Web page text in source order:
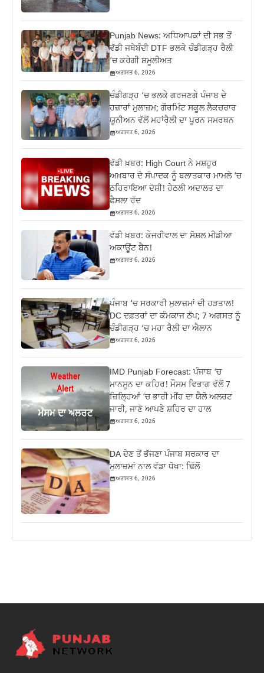
Punjab News: ਅਧਿਆਪਕਾਂ ਦੀ ਸਭ ਤੋਂ
ਵੱਡੀ ਜਥੇਬੰਦੀ DTF ਭਲਕੇ ਚੰਡੀਗੜ੍ਹ ਰੈਲੀ
‘ਚ ਕਰੇਗੀ ਸ਼ਮੂਲੀਅਤ
ਅਗਸਤ 6, 2026
ਚੰਡੀਗੜ੍ਹ ‘ਚ ਭਲਕੇ ਗਰਜਣਗੇ ਪੰਜਾਬ ਦੇ
ਹਜ਼ਾਰਾਂ ਮੁਲਾਜ਼ਮ; ਗੌਰਮਿੰਟ ਸਕੂਲ ਲੈਕਚਰਾਰ
ਯੂਨੀਅਨ ਵੱਲੋਂ ਮਹਾਂਰੈਲੀ ਦਾ ਪੂਰਨ ਸਮਰਥਨ
ਅਗਸਤ 6, 2026
ਵੱਡੀ ਖ਼ਬਰ: High Court ਨੇ ਮਸ਼ਹੂਰ
ਅਖ਼ਬਾਰ ਦੇ ਸੰਪਾਦਕ ਨੂੰ ਬਲਾਤਕਾਰ ਮਾਮਲੇ ‘ਚ
ਠਹਿਰਾਇਆ ਦੋਸ਼ੀ! ਹੇਠਲੀ ਅਦਾਲਤ ਦਾ
ਫੈਸਲਾ ਰੱਦ
ਅਗਸਤ 6, 2026
ਵੱਡੀ ਖ਼ਬਰ: ਕੇਜਰੀਵਾਲ ਦਾ ਸੋਸ਼ਲ ਮੀਡੀਆ
ਅਕਾਊਂਟ ਬੈਨ!
ਅਗਸਤ 6, 2026
ਪੰਜਾਬ ‘ਚ ਸਰਕਾਰੀ ਮੁਲਾਜ਼ਮਾਂ ਦੀ ਹੜਤਾਲ!
DC ਦਫ਼ਤਰਾਂ ਦਾ ਕੰਮਕਾਜ ਠੱਪ; 7 ਅਗਸਤ ਨੂੰ
ਚੰਡੀਗੜ੍ਹ ‘ਚ ਮਹਾ ਰੈਲੀ ਦਾ ਐਲਾਨ
ਅਗਸਤ 6, 2026
IMD Punjab Forecast: ਪੰਜਾਬ ‘ਚ
ਮਾਨਸੂਨ ਦਾ ਕਹਿਰ! ਮੌਸਮ ਵਿਭਾਗ ਵੱਲੋਂ 7
ਜ਼ਿਲ੍ਹਿਆਂ ‘ਚ ਭਾਰੀ ਮੀਂਹ ਦਾ ਯੈਲੋ ਅਲਰਟ
ਜਾਰੀ, ਜਾਣੋ ਆਪਣੇ ਸ਼ਹਿਰ ਦਾ ਹਾਲ
ਅਗਸਤ 6, 2026
DA ਦੇਣ‌ ਤੋਂ ਭੱਜਣਾ ਪੰਜਾਬ ਸਰਕਾਰ ਦਾ
ਮੁਲਾਜ਼ਮਾਂ ਨਾਲ ਵੱਡਾ ਧੋਖਾ: ਢਿੱਲੋਂ
ਅਗਸਤ 6, 2026